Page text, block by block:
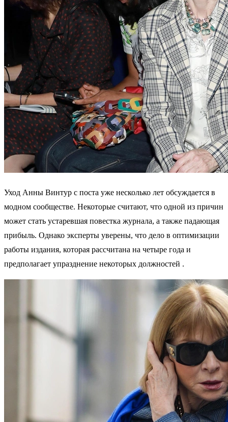
Уход Анны Винтур с поста уже несколько лет обсуждается в
модном сообществе. Некоторые считают, что одной из причин
может стать устаревшая повестка журнала, а также падающая
прибыль. Однако эксперты уверены, что дело в оптимизации
работы издания, которая рассчитана на четыре года и
предполагает упразднение некоторых должностей .